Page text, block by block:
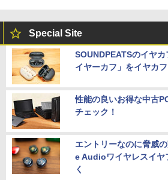
Special Site
SOUNDPEATSのイヤ
イヤーカフ」をイヤカ
性能の良いお得な中古
チェック！
エントリーなのに脅威
e Audioワイヤレスイヤ
く